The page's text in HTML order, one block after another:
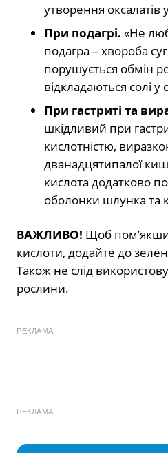
утворення оксалатів
При подагрі. «Не
подагра – хвороба
порушується обмін
відкладаються солі у
При гастриті та
шкідливий при
кислотністю,
дванадцятипалої
кислота додатково
оболонки шлунка та
ВАЖЛИВО! Щоб
кислоти, додайте до
Також не слід
рослини.
РЕКЛАМА
РЕКЛАМА